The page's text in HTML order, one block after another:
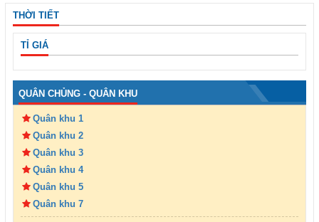
THỜI TIẾT
TỈ GIÁ
QUÂN CHỦNG - QUÂN KHU
Quân khu 1
Quân khu 2
Quân khu 3
Quân khu 4
Quân khu 5
Quân khu 7